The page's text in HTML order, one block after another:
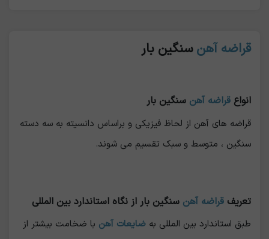
قراضه آهنسنگین بار
انواع قراضه آهن سنگین بار
قراضه های آهن از لحاظ فیزیکی و براساس دانسیته به سه دسته
سنگین ، متوسط و سبک تقسیم می شوند.
تعریف قراضه آهن سنگین بار از نگاه استاندارد بین المللی
طبق استاندارد بین المللی به ضایعات آهن با ضخامت بیشتر از